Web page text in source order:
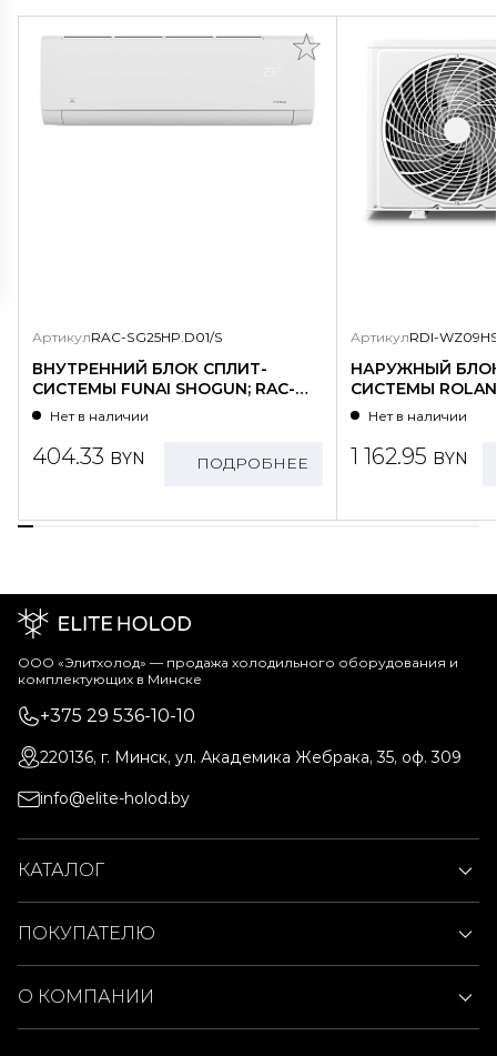
АртикулRAC-SG25HP.D01/S
ВНУТРЕННИЙ БЛОК СПЛИТ-
СИСТЕМЫ FUNAI SHOGUN; RAC-
SG25HP.D01/S
Нет в наличии
404.33 BYN ПОДРОБНЕЕ
АртикулRDI-
НАРУЖНЫЙ
СИСТЕМЫ
WZ09HSS/N1-
Нет в наличии
1 162.95 BYN
ООО «Элитхолод» ― продажа холодильного оборудования и
комплектующих в Минске
+375 29 536-10-10
220136, г. Минск, ул. Академика Жебрака, 35, оф. 309
info@elite-holod.by
КАТАЛОГ
ПОКУПАТЕЛЮ
О КОМПАНИИ